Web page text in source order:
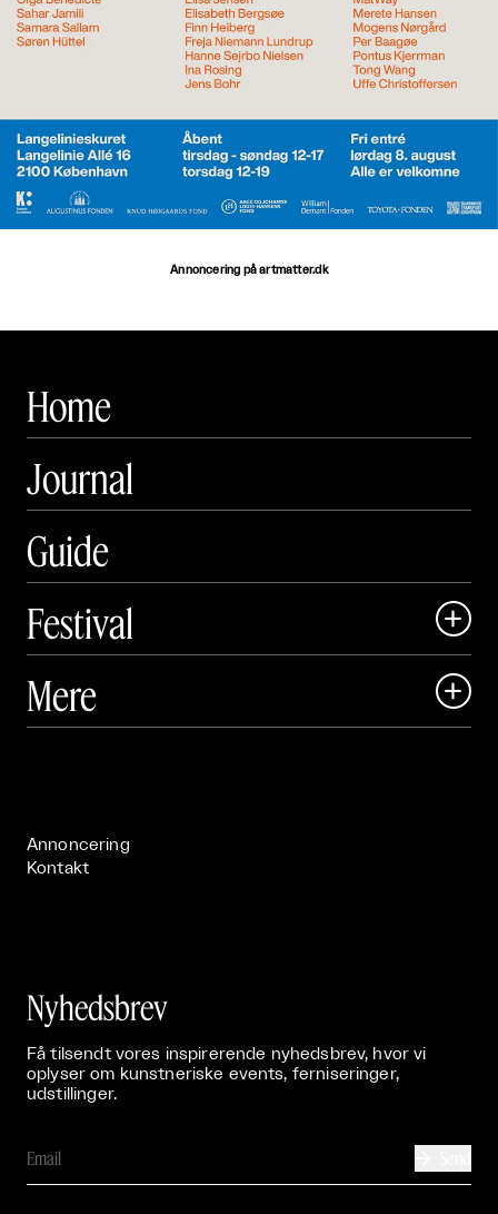
Annoncering på artmatter.dk
Home
Journal
Guide
Festival

 Art Matter Festival
Mere 
Annoncering
Kontakt
Nyhedsbrev
Få tilsendt vores inspirerende nyhedsbrev, hvor vi
oplyser om kunstneriske events, ferniseringer,
udstillinger.